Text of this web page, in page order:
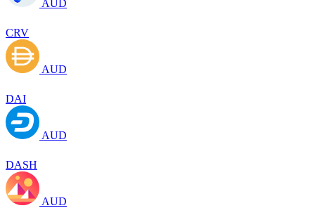
AUD
CRV
AUD
DAI
AUD
DASH
AUD